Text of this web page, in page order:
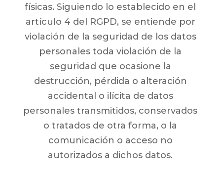
físicas. Siguiendo lo establecido en el
artículo 4 del RGPD, se entiende por
violación de la seguridad de los datos
personales toda violación de la
seguridad que ocasione la
destrucción, pérdida o alteración
accidental o ilícita de datos
personales transmitidos, conservados
o tratados de otra forma, o la
comunicación o acceso no
autorizados a dichos datos.